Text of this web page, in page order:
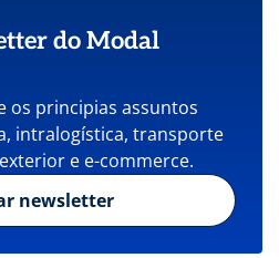
do Modal
os principias assuntos
intralogística, transporte
e e-commerce.
newsletter